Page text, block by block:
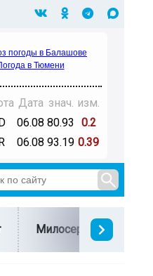
погоды в Балашове
в Тюмени
Дата знач. изм.
06.08 80.93
0.2
06.08 93.19 0.39
Милосердие